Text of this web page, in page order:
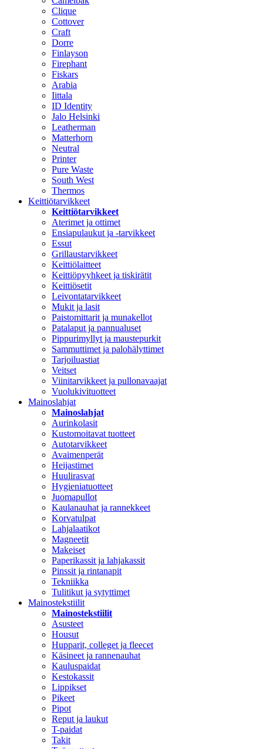
Clique
Cottover
Craft
Dorre
Finlayson
Firephant
Fiskars
Arabia
Iittala
ID Identity
Jalo Helsinki
Leatherman
Matterhorn
Neutral
Printer
Pure Waste
South West
Thermos
Keittiötarvikkeet
Keittiötarvikkeet
Aterimet ja ottimet
Ensiapulaukut ja -tarvikkeet
Essut
Grillaustarvikkeet
Keittiölaitteet
Keittiöpyyhkeet ja tiskirätit
Keittiösetit
Leivontatarvikkeet
Mukit ja lasit
Paistomittarit ja munakellot
Patalaput ja pannualuset
Pippurimyllyt ja maustepurkit
Sammuttimet ja palohälyttimet
Tarjoiluastiat
Veitset
Viinitarvikkeet ja pullonavaajat
Vuolukivituotteet
Mainoslahjat
Mainoslahjat
Aurinkolasit
Kustomoitavat tuotteet
Autotarvikkeet
Avaimenperät
Heijastimet
Huulirasvat
Hygieniatuotteet
Juomapullot
Kaulanauhat ja rannekkeet
Korvatulpat
Lahjalaatikot
Magneetit
Makeiset
Paperikassit ja lahjakassit
Pinssit ja rintanapit
Tekniikka
Tulitikut ja sytyttimet
Mainostekstiilit
Mainostekstiilit
Asusteet
Housut
Hupparit, colleget ja fleecet
Käsineet ja rannenauhat
Kauluspaidat
Kestokassit
Lippikset
Pikeet
Pipot
Reput ja laukut
T-paidat
Takit